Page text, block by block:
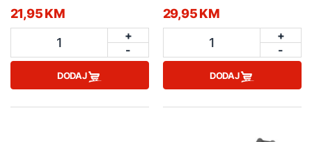
21,95 KM
1
+
-
DODAJ
29,95 KM
1
+
-
DODAJ